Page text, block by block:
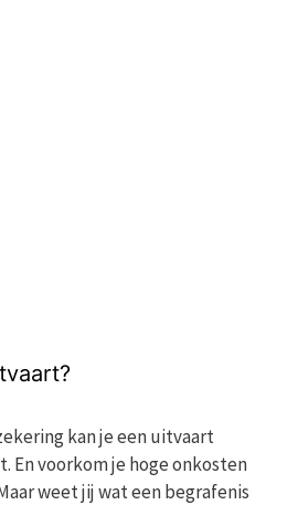
kan je een uitvaart
En voorkom je hoge onkosten
weet jij wat een begrafenis